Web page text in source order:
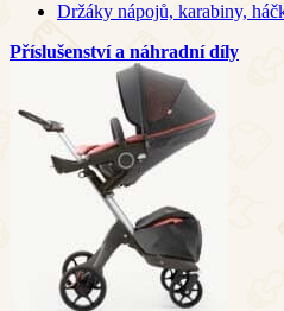
Držáky nápojů, karabiny,
Příslušenství a náhradní díly